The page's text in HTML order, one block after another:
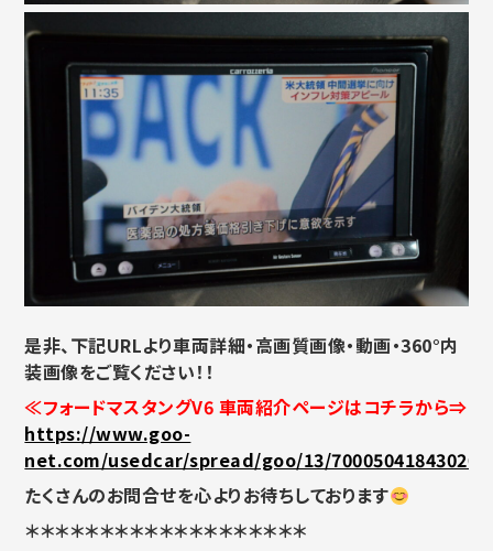
是非、下記URLより車両詳細・高画質画像・動画・360°内
装画像をご覧ください！！
≪フォードマスタングV6 車両紹介ページはコチラから⇒
https://www.goo-
net.com/usedcar/spread/goo/13/
たくさんのお問合せを心よりお待ちしております
＊＊＊＊＊＊＊＊＊＊＊＊＊＊＊＊＊＊＊